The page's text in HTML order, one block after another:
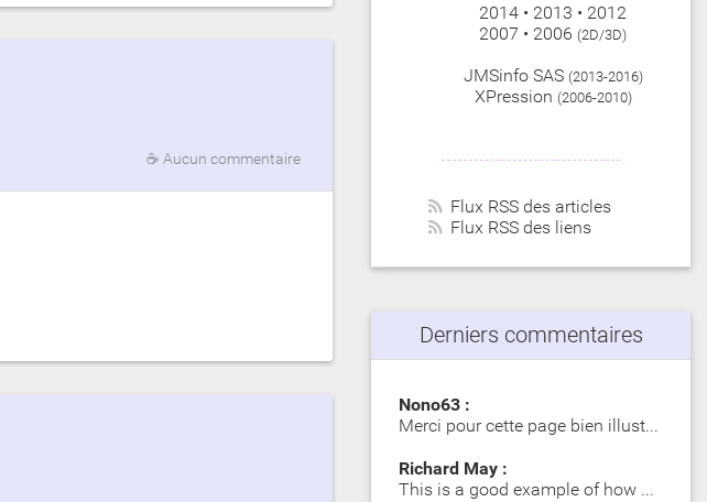
2014 • 2013 • 2012
2007 • 2006 (2D/3D)
JMSinfo SAS (2013-2016)
XPression (2006-2010)
Flux RSS des articles
Flux RSS des liens
Derniers commentaires
Nono63 :
Merci pour cette page bien illustrée. Les Girelle Paon obs…
Richard May :
This is a good example of how SIP significantly impacts dy…
☕Aucun commentaire